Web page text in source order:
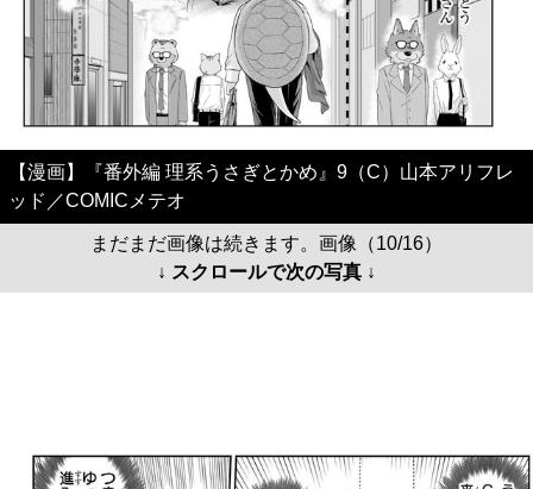
【漫画】『番外編 理系うさぎとかめ』9（C）山本アリフレ
ッド／COMICメテオ
まだまだ画像は続きます。画像（10/16）
↓ スクロールで次の写真 ↓